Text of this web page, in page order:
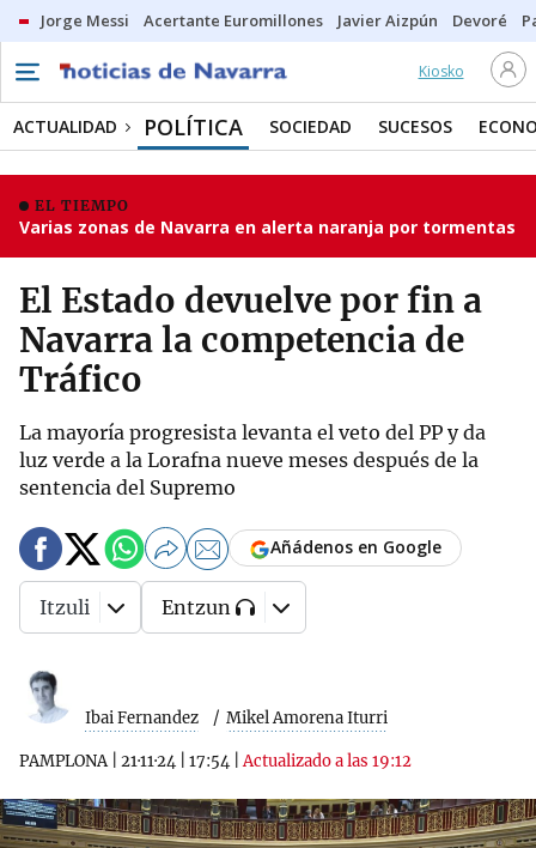
Jorge Messi Acertante Euromillones Javier Aizpún Devoré
Kiosko
ACTUALIDAD POLÍTICA SOCIEDAD SUCESOS
EL TIEMPO
Varias zonas de Navarra en alerta naranja por tormentas
El Estado devuelve por fin a
Navarra la competencia de
Tráfico
La mayoría progresista levanta el veto del PP y da
luz verde a la Lorafna nueve meses después de la
sentencia del Supremo
Ibai Fernandez Mikel Amorena Iturri
PAMPLONA| 21·11·24 17:54 |Actualizado a las 19:12
Añádenos en Google
Itzuli Entzun